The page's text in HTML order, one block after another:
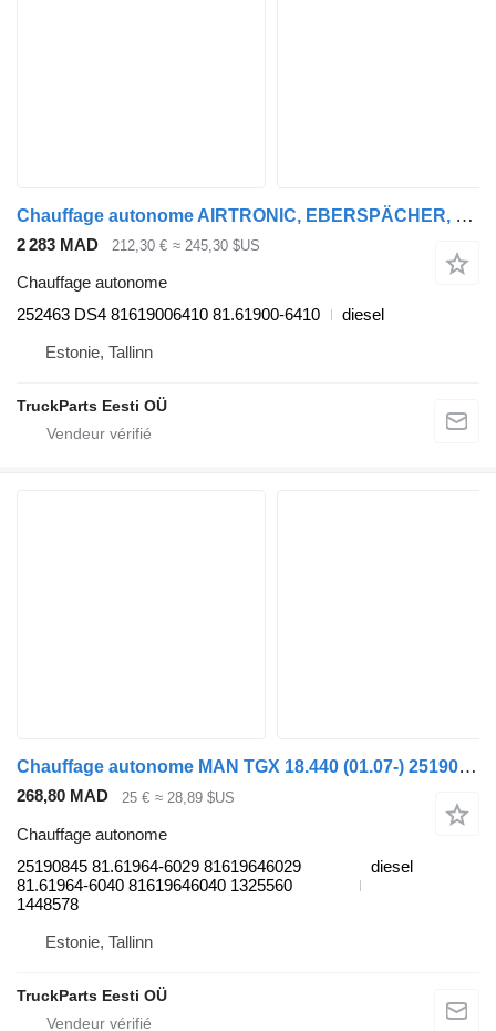
Chauffage autonome AIRTRONIC, EBERSPÄCHER, MAN TGX 18.440 (01.07-) 252463 DS4 pour tracteur routier MAN TGL, TGM, TGS, TGX (2005-2021)
2 283 MAD 212,30 € ≈ 245,30 $US
Chauffage autonome
252463 DS4 81619006410 81.61900-6410
diesel
Estonie, Tallinn
TruckParts Eesti OÜ
Chauffage autonome MAN TGX 18.440 (01.07-) 25190845 pour tracteur routier MAN TGL, TGM, TGS, TGX (2005-2021)
268,80 MAD 25 € ≈ 28,89 $US
Chauffage autonome
25190845 81.61964-6029 81619646029
81.61964-6040 81619646040 1325560
1448578
diesel
Estonie, Tallinn
TruckParts Eesti OÜ